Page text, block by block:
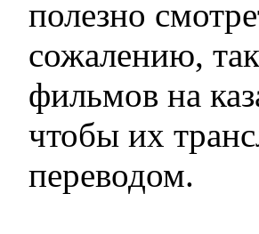
полезно
сожалению,
фильмов на
чтобы их
переводом.